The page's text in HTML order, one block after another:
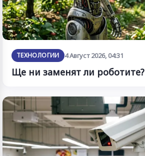
ТЕХНОЛОГИИ 4 Август 2026, 04:31
Ще ни заменят ли роботите?